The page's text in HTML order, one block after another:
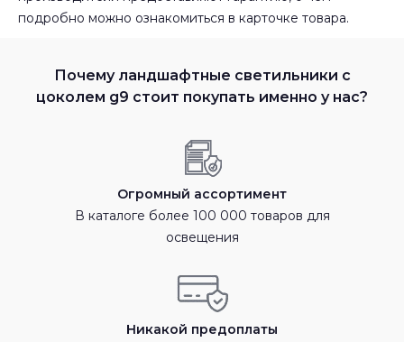
подробно можно ознакомиться в карточке товара.
Почему ландшафтные светильники с
цоколем g9 стоит покупать именно у нас?
Огромный ассортимент
В каталоге более 100 000 товаров для
освещения
Никакой предоплаты